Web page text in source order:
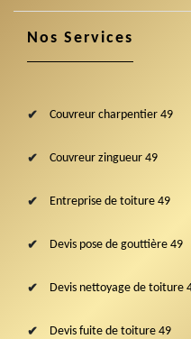
Nos Services
Couvreur charpentier 49
Couvreur zingueur 49
Entreprise de toiture 49
Devis pose de gouttière 49
Devis nettoyage de toiture
Devis fuite de toiture 49